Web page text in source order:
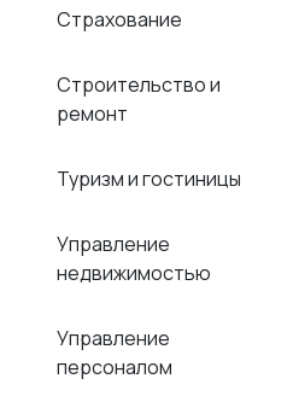
Страхование
Строительство и
ремонт
Туризм и гостиницы
Управление
недвижимостью
Управление
персоналом